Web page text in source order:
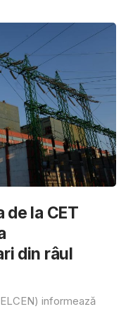
de la CET
din râul
informează